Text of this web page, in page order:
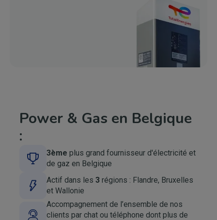
Power & Gas en Belgique
:
Image
3ème plus grand fournisseur d'électricité et
de gaz en Belgique
Image
​​Actif dans les 3 régions : Flandre, Bruxelles
et Wallonie​
Image
​Accompagnement de l’ensemble de nos
clients par chat ou téléphone dont plus de